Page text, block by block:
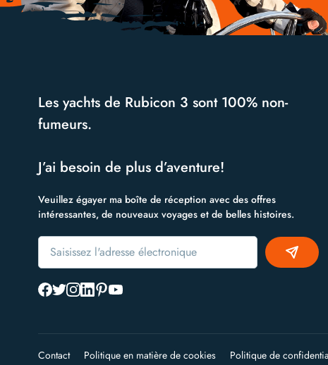
Les yachts de Rubicon 3 sont 100% non-
fumeurs.
J’ai besoin de plus d’aventure!
Veuillez égayer ma boîte de réception avec des offres
intéressantes, de nouveaux voyages et de belles histoires.
Alternative:
Contact Politique en matière de cookies Politique de